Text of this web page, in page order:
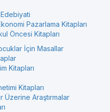
Edebiyati
Pazarlama Kitapları
Öncesi Kitapları
İçin Masallar
Kitapları
Kitapları
Üzerine Araştırmalar